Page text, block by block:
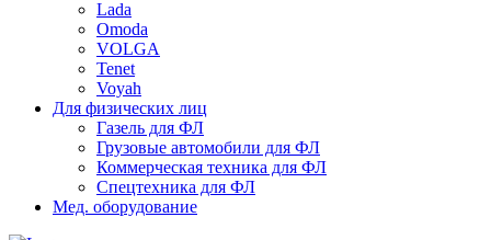
Lada
Omoda
VOLGA
Tenet
Voyah
Для физических лиц
Газель для ФЛ
Грузовые автомобили для ФЛ
Коммерческая техника для ФЛ
Спецтехника для ФЛ
Мед. оборудование